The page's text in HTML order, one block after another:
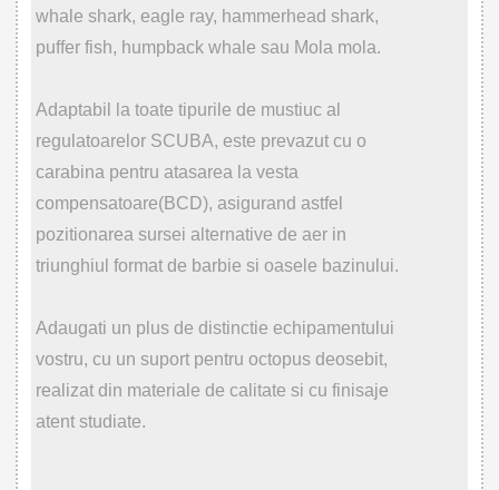
whale shark, eagle ray, hammerhead shark,
puffer fish, humpback whale sau Mola mola.
Adaptabil la toate tipurile de mustiuc al
regulatoarelor SCUBA, este prevazut cu o
carabina pentru atasarea la vesta
compensatoare(BCD), asigurand astfel
pozitionarea sursei alternative de aer in
triunghiul format de barbie si oasele bazinului.
Adaugati un plus de distinctie echipamentului
vostru, cu un suport pentru octopus deosebit,
realizat din materiale de calitate si cu finisaje
atent studiate.